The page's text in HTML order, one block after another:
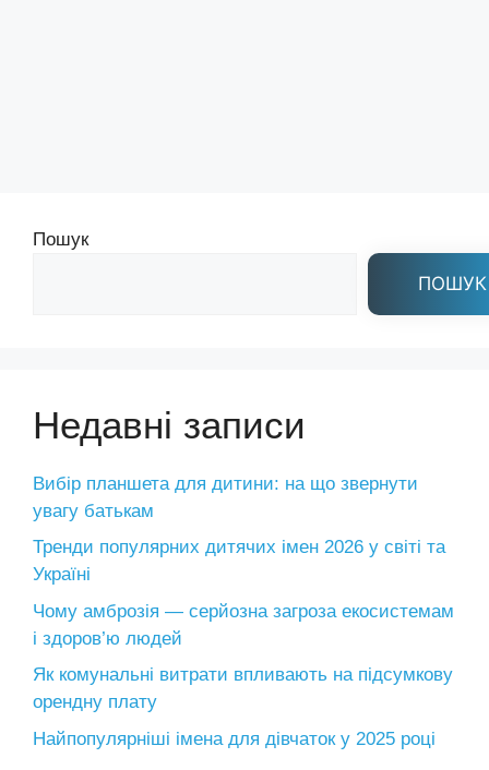
Пошук
ПОШУК
Недавні записи
Вибір планшета для дитини: на що звернути
увагу батькам
Тренди популярних дитячих імен 2026 у світі та
Україні
Чому амброзія — серйозна загроза екосистемам
і здоров’ю людей
Як комунальні витрати впливають на підсумкову
орендну плату
Найпопулярніші імена для дівчаток у 2025 році